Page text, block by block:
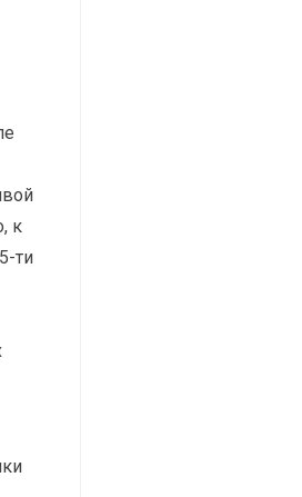
к
ти